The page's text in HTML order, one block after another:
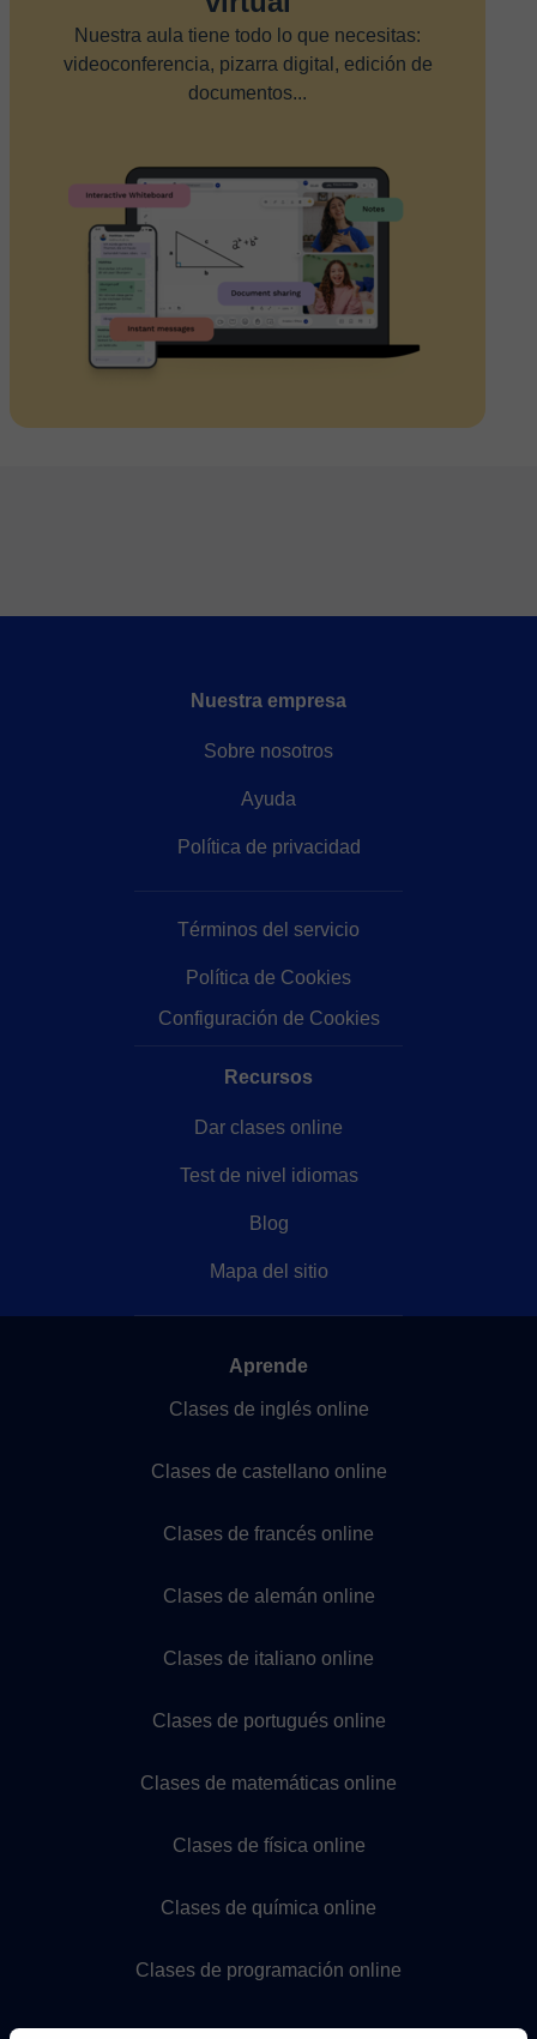
Nuestra aula tiene todo lo que necesitas:
videoconferencia, pizarra digital, edición de
documentos...
Nuestra empresa
Sobre nosotros
Ayuda
Política de privacidad
Términos del servicio
Política de Cookies
Configuración de Cookies
Recursos
Dar clases online
Test de nivel idiomas
Blog
Mapa del sitio
Aprende
Clases de inglés online
Clases de castellano online
Clases de francés online
Clases de alemán online
Clases de italiano online
Clases de portugués online
Clases de matemáticas online
Clases de física online
Clases de química online
Clases de programación online